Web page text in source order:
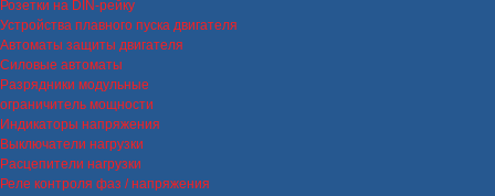
Розетки на DIN-рейку
Устройства плавного пуска двигателя
Автоматы защиты двигателя
Силовые автоматы
Разрядники модульные
ограничитель мощности
Индикаторы напряжения
Выключатели нагрузки
Расцепители нагрузки
Реле контроля фаз / напряжения